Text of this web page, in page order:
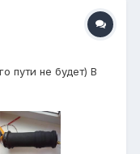
пути не будет) В